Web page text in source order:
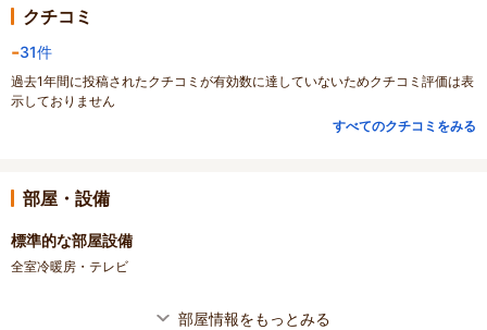
クチコミ
-31件
過去1年間に投稿されたクチコミが有効数に達していないためクチコミ評価は表
示しておりません
すべてのクチコミをみる
部屋・設備
標準的な部屋設備
全室冷暖房・テレビ
部屋情報をもっとみる